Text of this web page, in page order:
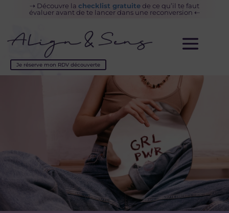
⇢ Découvre la checklist gratuitede ce qu’il te faut
évaluer avant de te lancer dans une reconversion ⇠
Je réserve mon RDV découverte